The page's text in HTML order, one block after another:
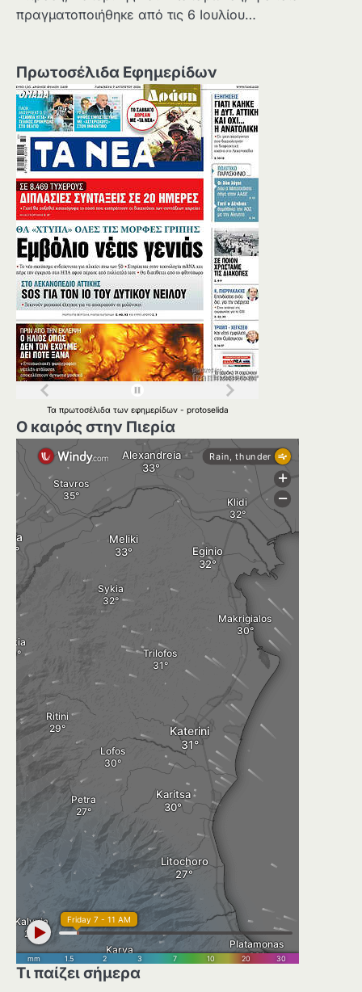
πραγματοποιήθηκε από τις 6 Ιουλίου…
Πρωτοσέλιδα Εφημερίδων
Τα πρωτοσέλιδα των εφημερίδων - protoselida
Ο καιρός στην Πιερία
Τι παίζει σήμερα